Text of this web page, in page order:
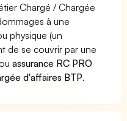
Chargé / Chargée
à une
physique (un
de se couvrir par une
ouassurance RC PRO
d'affaires BTP.